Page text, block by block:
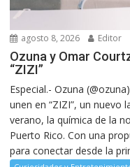
agosto 8, 2026 Editor
Ozuna y Omar
“ZIZI”
Especial.- Ozuna
unen en “ZIZI”, un nuevo
verano, la química de la
Puerto Rico. Con una
para conectar desde la